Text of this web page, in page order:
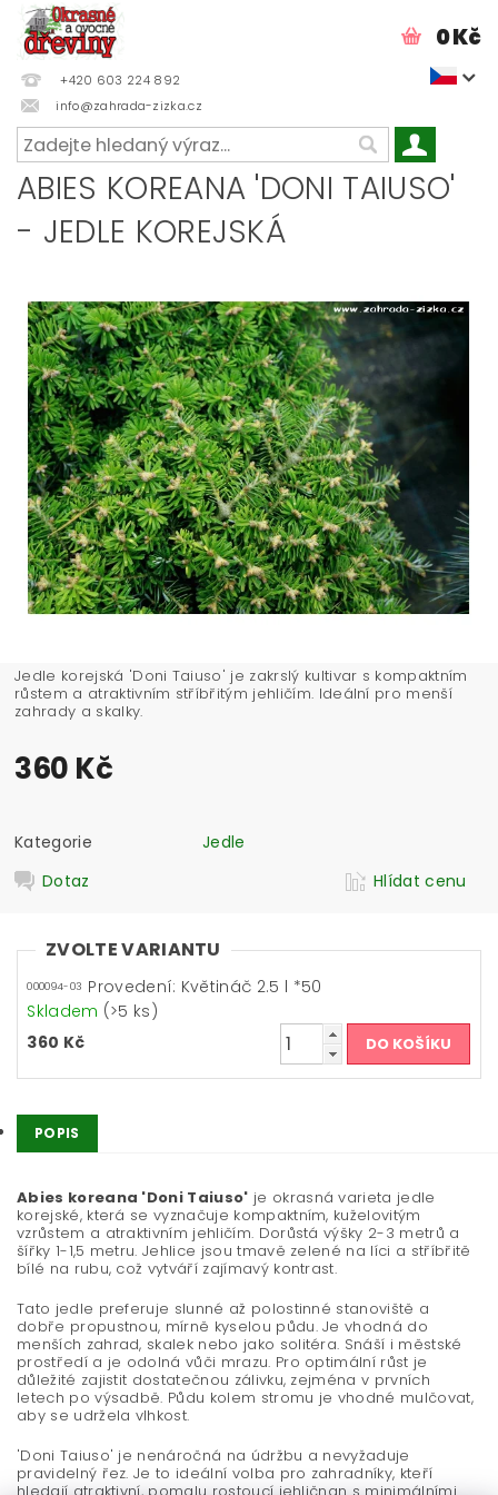
+420 603 224 892
info@zahrada-zizka.cz
0 Kč
ABIES KOREANA 'DONI TAIUSO'
- JEDLE KOREJSKÁ
Jedle korejská 'Doni Taiuso' je zakrslý kultivar s kompaktním
růstem a atraktivním stříbřitým jehličím. Ideální pro menší
zahrady a skalky.
360 Kč
Kategorie
Jedle
Dotaz
Hlídat cenu
ZVOLTE VARIANTU
000094-03 Provedení: Květináč 2.5 l *50
Skladem (>5 ks)
360 Kč
POPIS
Abies koreana 'Doni Taiuso' je okrasná varieta jedle
korejské, která se vyznačuje kompaktním, kuželovitým
vzrůstem a atraktivním jehličím. Dorůstá výšky 2-3 metrů a
šířky 1-1,5 metru. Jehlice jsou tmavě zelené na líci a stříbřitě
bílé na rubu, což vytváří zajímavý kontrast.
Tato jedle preferuje slunné až polostinné stanoviště a
dobře propustnou, mírně kyselou půdu. Je vhodná do
menších zahrad, skalek nebo jako solitéra. Snáší i městské
prostředí a je odolná vůči mrazu. Pro optimální růst je
důležité zajistit dostatečnou zálivku, zejména v prvních
letech po výsadbě. Půdu kolem stromu je vhodné mulčovat,
aby se udržela vlhkost.
'Doni Taiuso' je nenáročná na údržbu a nevyžaduje
pravidelný řez. Je to ideální volba pro zahradníky, kteří